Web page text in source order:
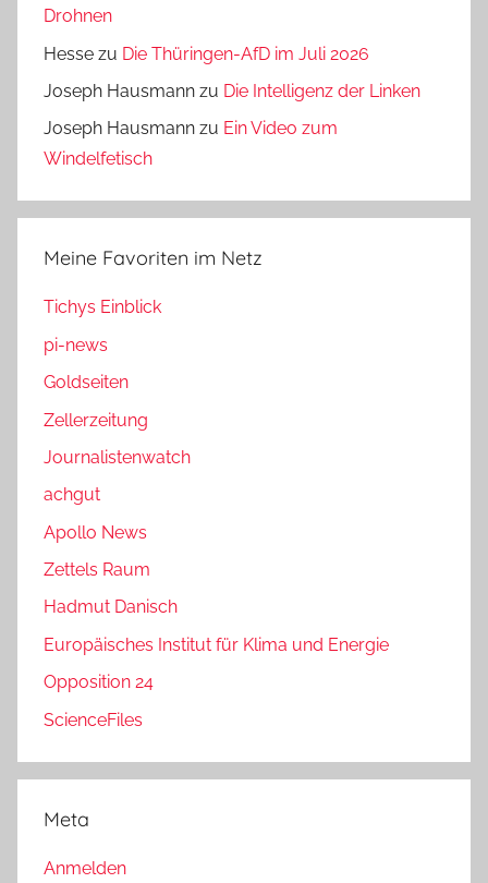
Drohnen
Hesse zu Die Thüringen-AfD im Juli 2026
Joseph Hausmann zu Die Intelligenz der Linken
Joseph Hausmann zu Ein Video zum
Windelfetisch
Meine Favoriten im Netz
Tichys Einblick
pi-news
Goldseiten
Zellerzeitung
Journalistenwatch
achgut
Apollo News
Zettels Raum
Hadmut Danisch
Europäisches Institut für Klima und Energie
Opposition 24
ScienceFiles
Meta
Anmelden